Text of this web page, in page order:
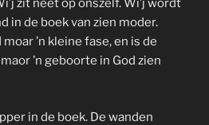
zit neet op onszelf. Wi’j wordt
in de boek van zien moder.
’n kleine fase, en is de
’n geboorte in God zien
in de boek. De wanden